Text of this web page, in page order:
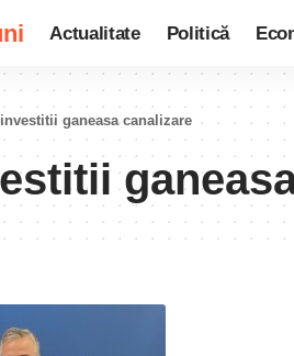
Actualitate Politică
investitii ganeasa canalizare